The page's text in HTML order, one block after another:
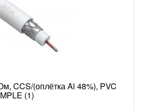
CCS/(оплётка Al 48%), PVC
(1)